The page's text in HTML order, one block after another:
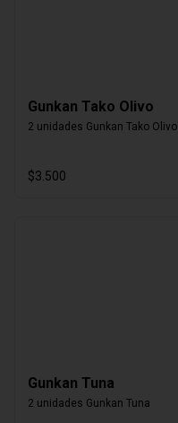
Gunkan Tako Olivo
2 unidades Gunkan Tako Olivo
$3.500
Gunkan Tuna
2 unidades Gunkan Tuna